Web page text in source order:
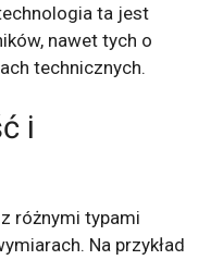
ta jest
nawet tych o
technicznych.
i
różnymi typami
Na przykład